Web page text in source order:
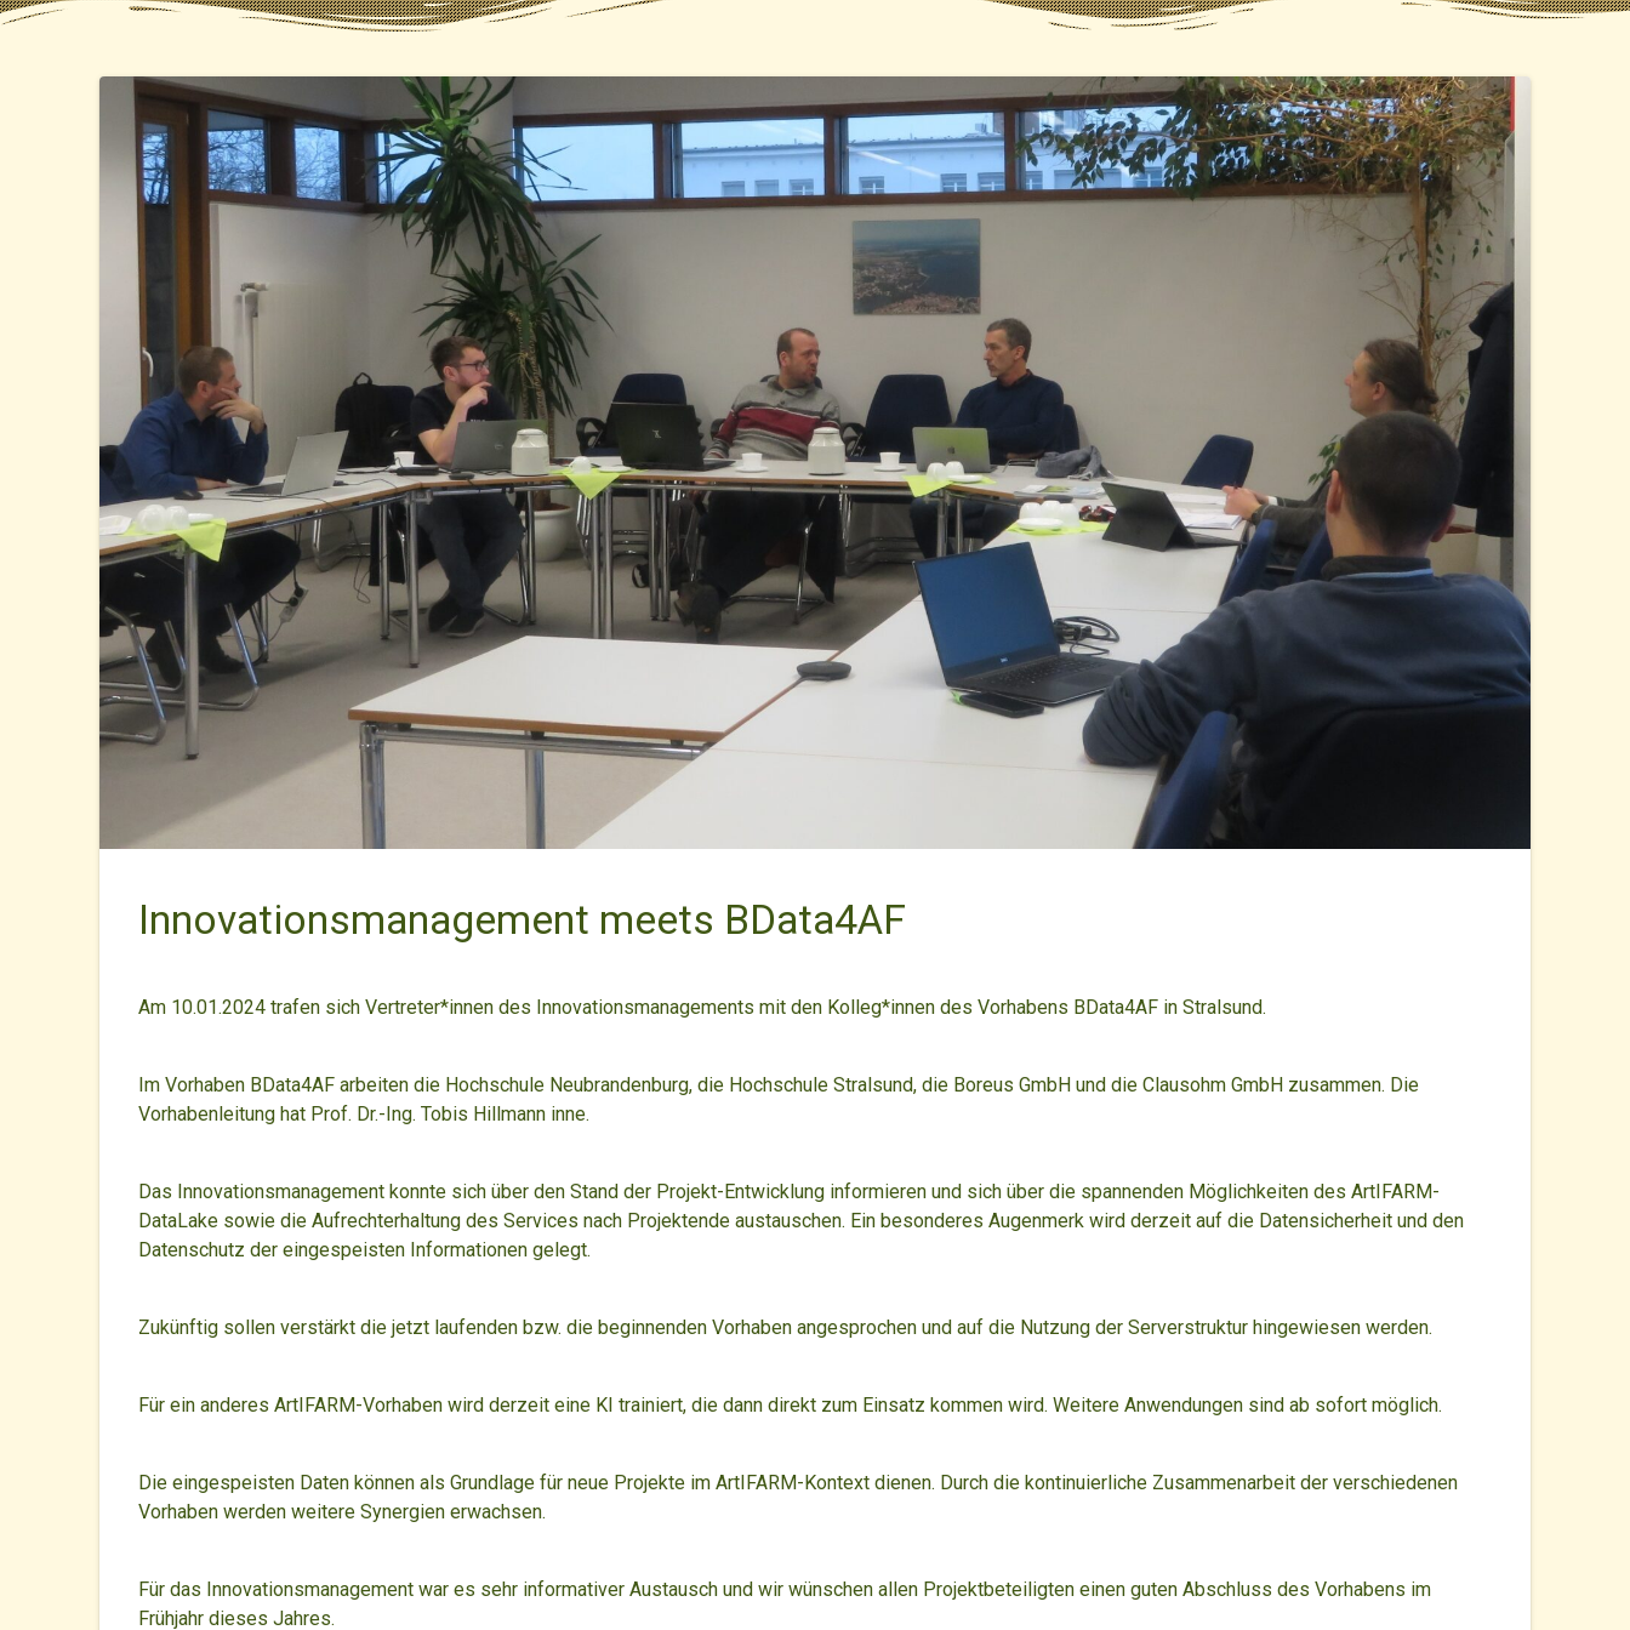
Innovationsmanagement meets BData4AF
Am 10.01.2024 trafen sich Vertreter*innen des Innovationsmanagements mit den Kolleg*innen des Vorhabens BData4AF in Stralsund.
Im Vorhaben BData4AF arbeiten die Hochschule Neubrandenburg, die Hochschule Stralsund, die Boreus GmbH und die Clausohm GmbH zusammen. Die
Vorhabenleitung hat Prof. Dr.-Ing. Tobis Hillmann inne.
Das Innovationsmanagement konnte sich über den Stand der Projekt-Entwicklung informieren und sich über die spannenden Möglichkeiten des ArtIFARM-
DataLake sowie die Aufrechterhaltung des Services nach Projektende austauschen. Ein besonderes Augenmerk wird derzeit auf die Datensicherheit und den
Datenschutz der eingespeisten Informationen gelegt.
Zukünftig sollen verstärkt die jetzt laufenden bzw. die beginnenden Vorhaben angesprochen und auf die Nutzung der Serverstruktur hingewiesen werden.
Für ein anderes ArtIFARM-Vorhaben wird derzeit eine KI trainiert, die dann direkt zum Einsatz kommen wird. Weitere Anwendungen sind ab sofort möglich.
Die eingespeisten Daten können als Grundlage für neue Projekte im ArtIFARM-Kontext dienen. Durch die kontinuierliche Zusammenarbeit der verschiedenen
Vorhaben werden weitere Synergien erwachsen.
Für das Innovationsmanagement war es sehr informativer Austausch und wir wünschen allen Projektbeteiligten einen guten Abschluss des Vorhabens im
Frühjahr dieses Jahres.